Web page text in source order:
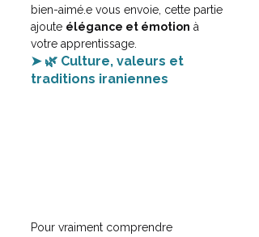
bien-aimé.e vous envoie, cette partie
ajoute élégance et émotion à
votre apprentissage.
➤ 🌿 Culture, valeurs et
traditions iraniennes
Pour vraiment comprendre